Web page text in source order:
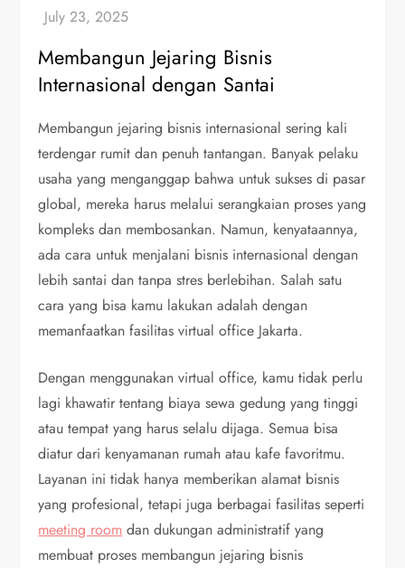
Membangun Jejaring Bisnis
Internasional dengan Santai
Membangun jejaring bisnis internasional sering kali
terdengar rumit dan penuh tantangan. Banyak pelaku
usaha yang menganggap bahwa untuk sukses di pasar
global, mereka harus melalui serangkaian proses yang
kompleks dan membosankan. Namun, kenyataannya,
ada cara untuk menjalani bisnis internasional dengan
lebih santai dan tanpa stres berlebihan. Salah satu
cara yang bisa kamu lakukan adalah dengan
memanfaatkan fasilitas virtual office Jakarta.
Dengan menggunakan virtual office, kamu tidak perlu
lagi khawatir tentang biaya sewa gedung yang tinggi
atau tempat yang harus selalu dijaga. Semua bisa
diatur dari kenyamanan rumah atau kafe favoritmu.
Layanan ini tidak hanya memberikan alamat bisnis
yang profesional, tetapi juga berbagai fasilitas seperti
meeting room dan dukungan administratif yang
membuat proses membangun jejaring bisnis